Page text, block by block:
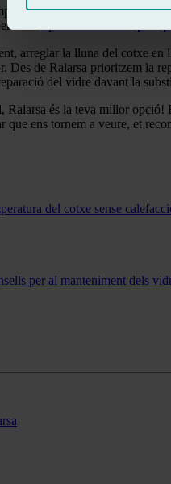
és molt recomanable
si la
arreglar la lluna del cotxe
Des de Ralarsa prioritzem la
del vidre davant la
Ralarsa és la teva millor
que ens tornem a veure, et
del cotxe sense
per al manteniment dels